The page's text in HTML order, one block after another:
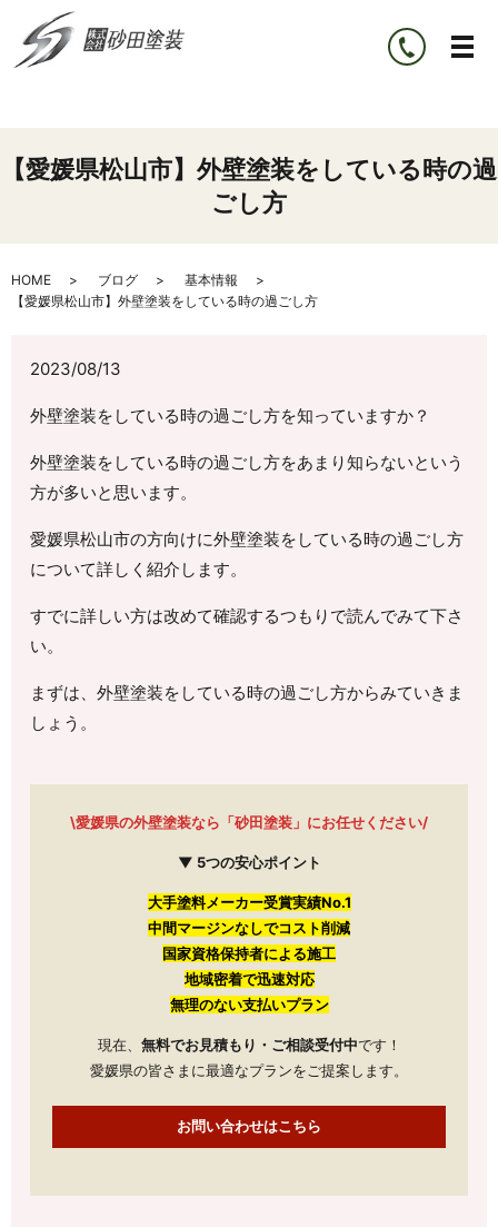
【愛媛県松山市】外壁塗装をしている時の過
ごし方
HOME ブログ
基本情報
【愛媛県松山市】外壁塗装をしている時の過ごし方
2023/08/13
外壁塗装をしている時の過ごし方を知っていますか？
外壁塗装をしている時の過ごし方をあまり知らないという
方が多いと思います。
愛媛県松山市の方向けに外壁塗装をしている時の過ごし方
について詳しく紹介します。
すでに詳しい方は改めて確認するつもりで読んでみて下さ
い。
まずは、外壁塗装をしている時の過ごし方からみていきま
しょう。
\愛媛県の外壁塗装なら「砂田塗装」にお任せください/
▼ 5つの安心ポイント
大手塗料メーカー受賞実績No.1
中間マージンなしでコスト削減
国家資格保持者による施工
地域密着で迅速対応
無理のない支払いプラン
現在、 無料でお見積もり・ご相談受付中です！
愛媛県の皆さまに最適なプランをご提案します。
お問い合わせはこちら